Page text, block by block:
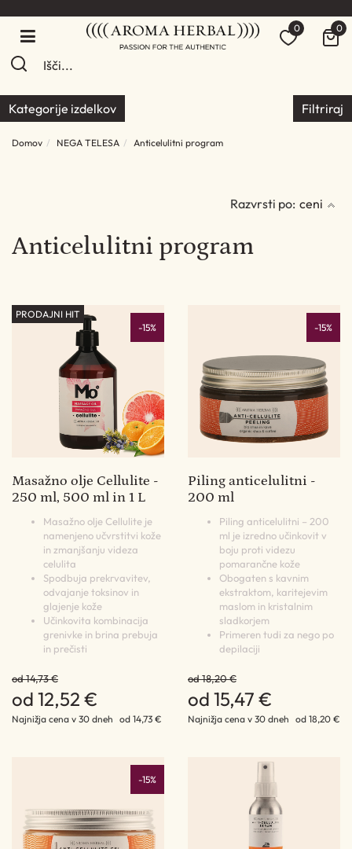
0 0
Kategorije izdelkov Filtriraj
Domov NEGA TELESA Anticelulitni program
Razvrsti po: ceni
Anticelulitni program
-15%
PRODAJNI HIT
Masažno olje Cellulite -
250 ml, 500 ml in 1 L
Masažno olje Cellulite je
namenjeno učvrstitvi kože
in zmanjšanju videza
celulita
Spodbuja prekrvavitev,
odvajanje toksinov in
glajenje kože
Učinkovita kombinacija
grenivke in brina prebuja
in prečisti
od 14,73 €
od 12,52 €
Najnižja cena v 30 dneh od 14,73 €
-15%
Piling anticelulitni -
200 ml
Piling anticelulitni – 200
ml je izredno učinkovit v
boju proti videzu
pomarančne kože
Obogaten s kavnim
ekstraktom, karitejevim
maslom in kristalnim
sladkorjem
Primeren tudi za nego po
depilaciji
od 18,20 €
od 15,47 €
Najnižja cena v 30 dneh od 18,20 €
-15%